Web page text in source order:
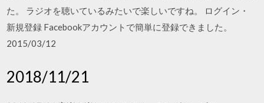
た。 ラジオを聴いているみたいで楽しいですね。 ログイン・
新規登録 Facebookアカウントで簡単に登録できました。
2015/03/12
2018/11/21